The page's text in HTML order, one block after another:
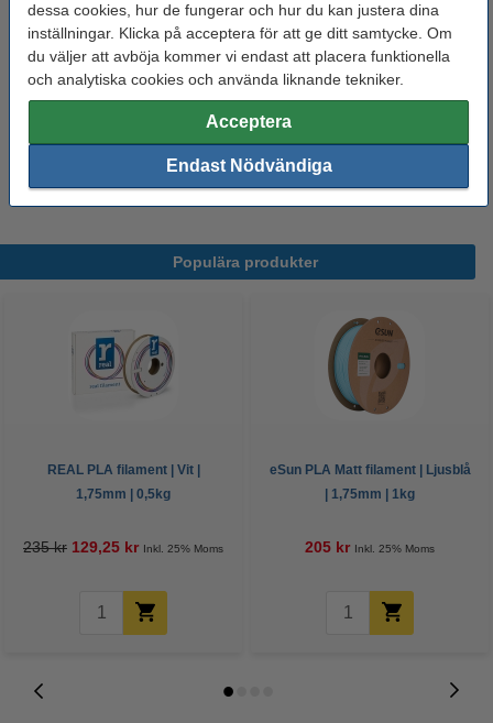
dessa cookies, hur de fungerar och hur du kan justera dina
inställningar. Klicka på acceptera för att ge ditt samtycke. Om
du väljer att avböja kommer vi endast att placera funktionella
och analytiska cookies och använda liknande tekniker.
Acceptera
Endast Nödvändiga
Glöm inte att beställa!
123-3D Efterbehandlingsset för 3D-utskrifter
95 kr
3DLAC självhäftande spray | 400ml
Populära produkter
REAL PLA filament | Vit |
1,75mm | 0,5kg
235 kr 129,25 kr Inkl. 25% Moms
eSun PLA Matt filament | Ljusblå
| 1,75mm | 1kg
205 kr Inkl. 25% Moms